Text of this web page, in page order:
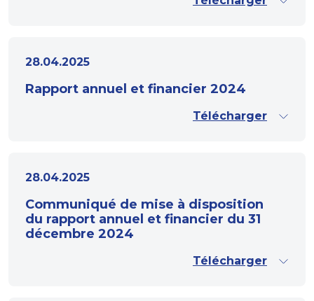
28.04.2025
Rapport annuel et financier 2024
Télécharger
28.04.2025
Communiqué de mise à disposition
du rapport annuel et financier du 31
décembre 2024
Télécharger